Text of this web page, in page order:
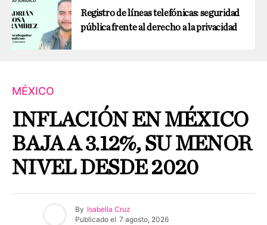
Registro de líneas telefónicas: seguridad
pública frente al derecho a la privacidad
MÉXICO
INFLACIÓN EN MÉXICO
BAJA A 3.12%, SU MENOR
NIVEL DESDE 2020
By Isabella Cruz
Publicado el 7 agosto, 2026